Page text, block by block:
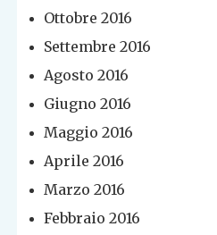
Ottobre 2016
Settembre 2016
Agosto 2016
Giugno 2016
Maggio 2016
Aprile 2016
Marzo 2016
Febbraio 2016